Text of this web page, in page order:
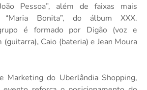
Pessoa”, além de faixas mais
“Maria Bonita”, do álbum XXX.
é formado por Digão (voz e
Caio (bateria) e Jean Moura
Marketing do Uberlândia Shopping,